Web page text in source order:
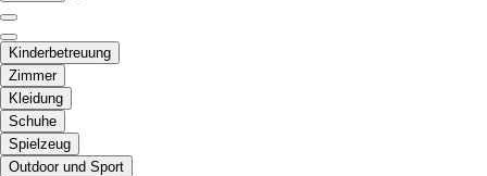
Kinderbetreuung
Zimmer
Kleidung
Schuhe
Spielzeug
Outdoor und Sport